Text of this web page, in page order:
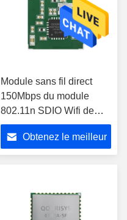
Module sans fil direct
150Mbps du module
802.11n SDIO Wifi de
RTL8189ES Wifi
Obtenez le meilleur